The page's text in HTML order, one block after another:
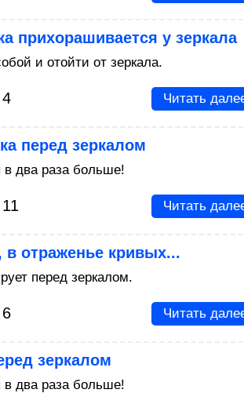
прихорашивается у зеркала
и отойти от зеркала.
4 Читать
перед зеркалом
в два раза больше!
11 Читать
в отраженье кривых...
перед зеркалом.
6 Читать
зеркалом
в два раза больше!